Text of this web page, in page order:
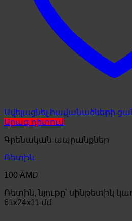
Ավելացնել հավանածների
Արագ դիտում
Գրենական ապրանքներ
Ռետին
100 AMD
Ռետին, նյութը՝ սինթետիկ
61x24x11 մմ